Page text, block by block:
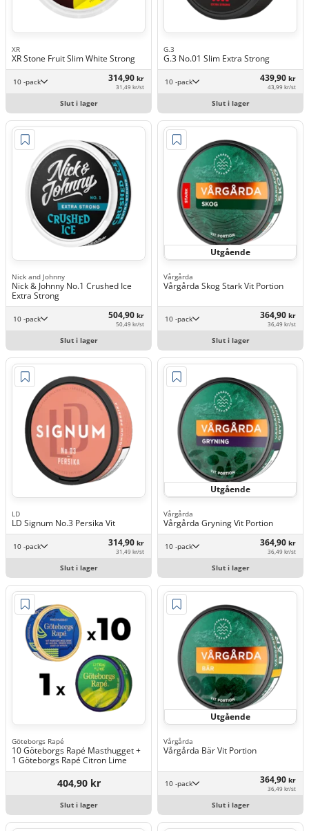
XR
XR Stone Fruit Slim White Strong
10 -pack 314,90 kr
31,49 kr/st
Slut i lager
G.3
G.3 No.01 Slim Extra Strong
10 -pack 439,90 kr
43,99 kr/st
Slut i lager
Nick and Johnny
Nick & Johnny No.1 Crushed Ice
Extra Strong
10 -pack 504,90 kr
50,49 kr/st
Slut i lager
Utgående
Vårgårda
Vårgårda Skog Stark Vit Portion
10 -pack 364,90 kr
36,49 kr/st
Slut i lager
LD
LD Signum No.3 Persika Vit
10 -pack 314,90 kr
31,49 kr/st
Slut i lager
Utgående
Vårgårda
Vårgårda Gryning Vit Portion
10 -pack 364,90 kr
36,49 kr/st
Slut i lager
Göteborgs Rapé
10 Göteborgs Rapé Masthugget +
1 Göteborgs Rapé Citron Lime
404,90 kr
Slut i lager
Utgående
Vårgårda
Vårgårda Bär Vit Portion
10 -pack 364,90 kr
36,49 kr/st
Slut i lager